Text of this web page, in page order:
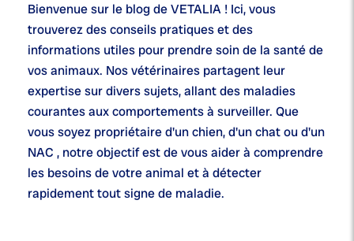
Bienvenue sur le blog de VETALIA ! Ici, vous
trouverez des conseils pratiques et des
informations utiles pour prendre soin de la santé de
vos animaux. Nos vétérinaires partagent leur
expertise sur divers sujets, allant des maladies
courantes aux comportements à surveiller. Que
vous soyez propriétaire d'un chien, d'un chat ou d'un
NAC , notre objectif est de vous aider à comprendre
les besoins de votre animal et à détecter
rapidement tout signe de maladie.